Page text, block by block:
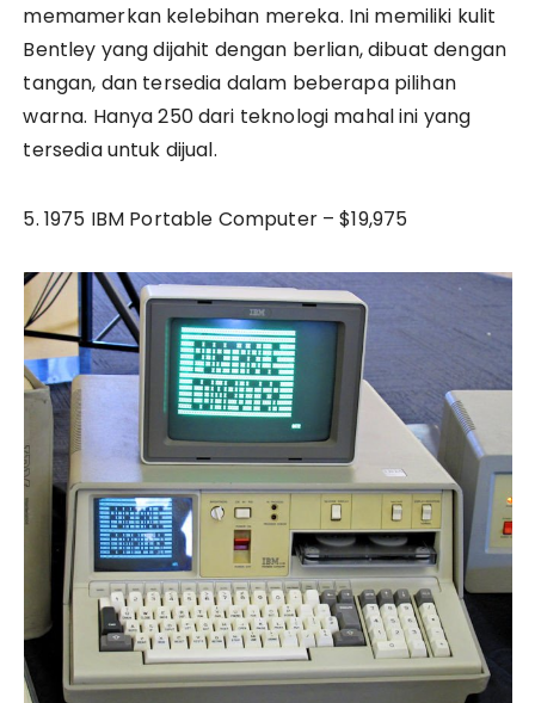
memamerkan kelebihan mereka. Ini memiliki kulit
Bentley yang dijahit dengan berlian, dibuat dengan
tangan, dan tersedia dalam beberapa pilihan
warna. Hanya 250 dari teknologi mahal ini yang
tersedia untuk dijual.
5. 1975 IBM Portable Computer – $19,975